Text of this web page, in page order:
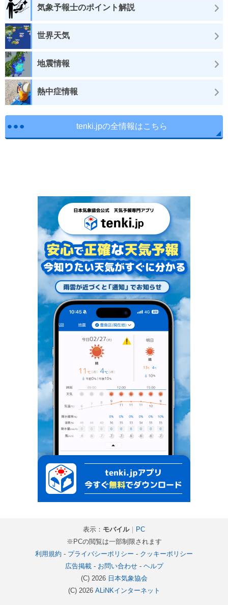
気象予報士のポイント解説
世界天気
地震情報
熱中症情報
tenki.jpの全情報はこちら
表示： モバイル｜
PC
※PCの閲覧は一部制限されます
利用規約 - プライバシーポリシー - クッキーポリシー
広告掲載- お問い合わせ- ヘルプ
(C) 2026 日本気象協会
(C) 2026 ALiNKインターネット